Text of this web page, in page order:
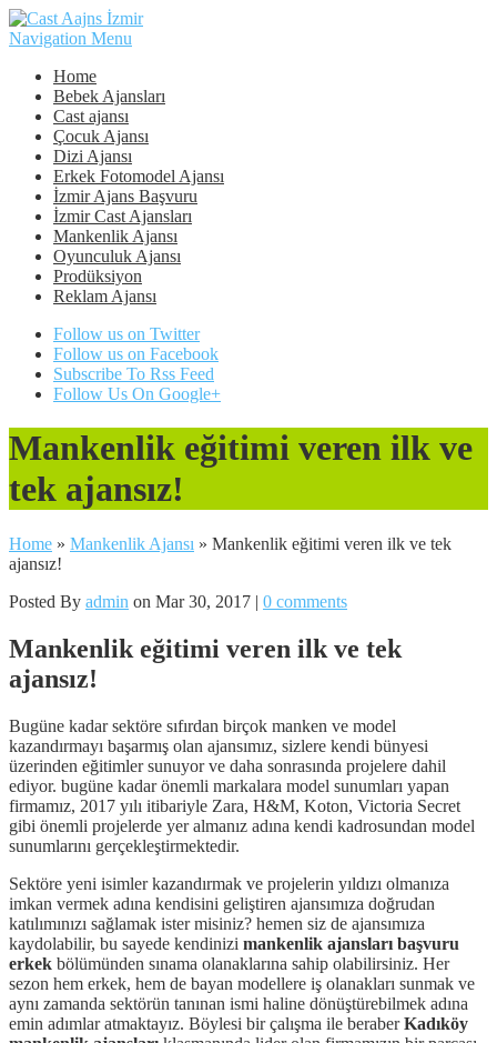
Navigation Menu
Home
Bebek Ajansları
Cast ajansı
Çocuk Ajansı
Dizi Ajansı
Erkek Fotomodel Ajansı
İzmir Ajans Başvuru
İzmir Cast Ajansları
Mankenlik Ajansı
Oyunculuk Ajansı
Prodüksiyon
Reklam Ajansı
Follow us on Twitter
Follow us on Facebook
Subscribe To Rss Feed
Follow Us On Google+
Mankenlik eğitimi veren ilk ve
tek ajansız!
Home » Mankenlik Ajansı » Mankenlik eğitimi veren ilk ve tek
ajansız!
Posted By admin on Mar 30, 2017 | 0 comments
Mankenlik eğitimi veren ilk ve tek
ajansız!
Bugüne kadar sektöre sıfırdan birçok manken ve model
kazandırmayı başarmış olan ajansımız, sizlere kendi bünyesi
üzerinden eğitimler sunuyor ve daha sonrasında projelere dahil
ediyor. bugüne kadar önemli markalara model sunumları yapan
firmamız, 2017 yılı itibariyle Zara, H&M, Koton, Victoria Secret
gibi önemli projelerde yer almanız adına kendi kadrosundan model
sunumlarını gerçekleştirmektedir.
Sektöre yeni isimler kazandırmak ve projelerin yıldızı olmanıza
imkan vermek adına kendisini geliştiren ajansımıza doğrudan
katılımınızı sağlamak ister misiniz? hemen siz de ajansımıza
kaydolabilir, bu sayede kendinizi mankenlik ajansları başvuru
erkek bölümünden sınama olanaklarına sahip olabilirsiniz. Her
sezon hem erkek, hem de bayan modellere iş olanakları sunmak ve
aynı zamanda sektörün tanınan ismi haline dönüştürebilmek adına
emin adımlar atmaktayız. Böylesi bir çalışma ile beraberKadıköy